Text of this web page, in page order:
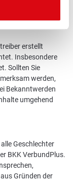
bzw. Erstellers.
erstellt
Insbesondere
Sollten Sie
werden,
Bekanntwerden
umgehend
Geschlechter
BKK VerbundPlus.
Gründen der